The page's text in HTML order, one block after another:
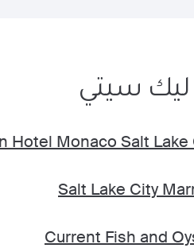
ليك سيتي
Hotel Monaco Salt Lake
Salt Lake City
Current Fish and